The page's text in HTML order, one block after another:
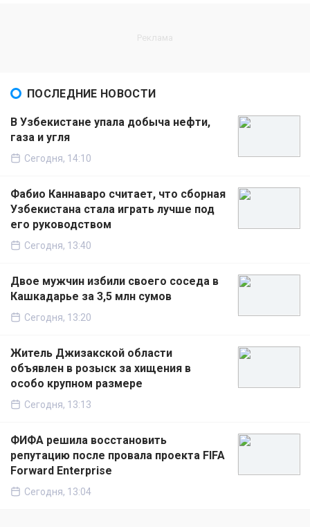
ПОСЛЕДНИЕ НОВОСТИ
В Узбекистане упала добыча нефти,
газа и угля
Сегодня, 14:10
Фабио Каннаваро считает, что сборная
Узбекистана стала играть лучше под
его руководством
Сегодня, 13:40
Двое мужчин избили своего соседа в
Кашкадарье за 3,5 млн сумов
Сегодня, 13:20
Житель Джизакской области
объявлен в розыск за хищения в
особо крупном размере
Сегодня, 13:13
ФИФА решила восстановить
репутацию после провала проекта FIFA
Forward Enterprise
Сегодня, 13:04